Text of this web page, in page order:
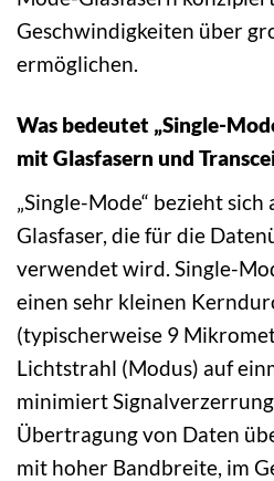
Geschwindigkeiten über
ermöglichen.
Was bedeutet „Single-
mit Glasfasern und
„Single-Mode“ bezieht
Glasfaser, die für die
verwendet wird. Single-
einen sehr kleinen
(typischerweise 9
Lichtstrahl (Modus) auf
minimiert
Übertragung von Daten
mit hoher Bandbreite, im